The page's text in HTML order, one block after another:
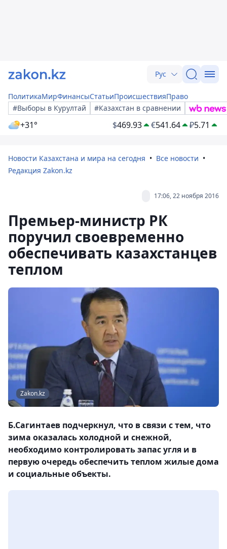
Рус
ПолитикаМирФинансыСтатьиПроисшествияПраво
#Выборы в Курултай
#Казахстан в сравнении
+31° $469.93 €541.64 ₽5.71
Новости Казахстана и мира на сегодня
Все новости
Редакция Zakon.kz
17:06, 22 ноября 2016
Премьер-министр РК
поручил своевременно
обеспечивать казахстанцев
теплом
Zakon.kz
Б.Сагинтаев подчеркнул, что в связи с тем, что
зима оказалась холодной и снежной,
необходимо контролировать запас угля и в
первую очередь обеспечить теплом жилые дома
и социальные объекты.